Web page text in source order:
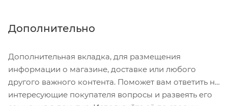
получения заказа обратитесь к сотруднику в
кассовой зоне и назовите номер.
Постамат. Когда заказ поступит на точку, на ваш
Дополнительно
Дополнительная вкладка, для размещения
информации о магазине, доставке или любого
другого важного контента. Поможет вам ответить на
интересующие покупателя вопросы и развеять его